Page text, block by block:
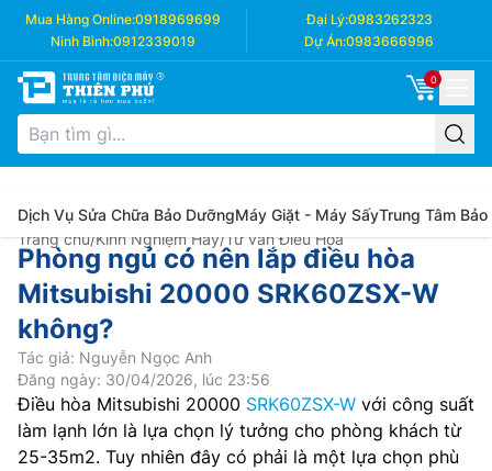
Mua Hàng Online:0918969699 Đại Lý:0983262323
Ninh Bình:0912339019 Dự Án:0983666996
0
Dịch Vụ Sửa Chữa Bảo DưỡngMáy Giặt - Máy SấyTrung Tâm Bảo
Trang chủ/Kinh Nghiệm Hay/Tư vấn Điều Hòa
Phòng ngủ có nên lắp điều hòa
Mitsubishi 20000 SRK60ZSX-W
không?
Tác giả: Nguyễn Ngọc Anh
Đăng ngày: 30/04/2026, lúc 23:56
Điều hòa Mitsubishi 20000 SRK60ZSX-W với công suất
làm lạnh lớn là lựa chọn lý tưởng cho phòng khách từ
25-35m2. Tuy nhiên đây có phải là một lựa chọn phù